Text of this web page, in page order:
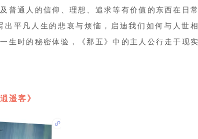
普通人的信仰、理想、追求等有价值的东西在日常
平凡人生的悲哀与烦恼，启迪我们如何与人世相
生时的秘密体验，《那五》中的主人公行走于现实
遥客》